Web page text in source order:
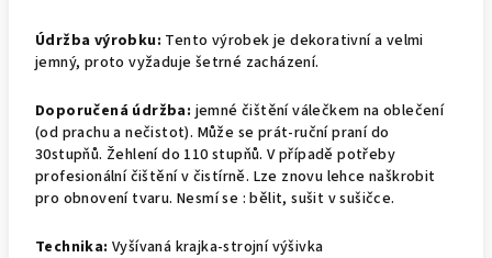
Údržba výrobku: Tento výrobek je dekorativní a velmi
jemný, proto vyžaduje šetrné zacházení.
Doporučená údržba: jemné čištění válečkem na oblečení
(od prachu a nečistot). Může se prát-ruční praní do
30stupňů. Žehlení do 110 stupňů. V případě potřeby
profesionální čištění v čistírně. Lze znovu lehce naškrobit
pro obnovení tvaru. Nesmí se : bělit, sušit v sušičce.
Technika: Vyšívaná krajka-strojní výšivka